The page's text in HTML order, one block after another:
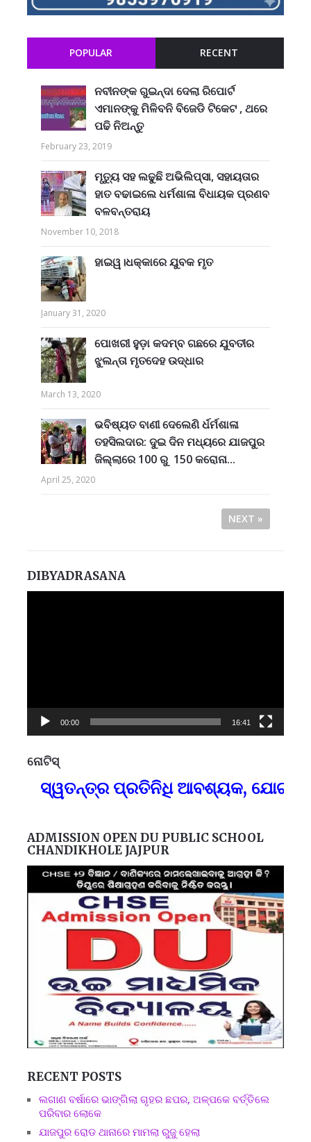
POPULAR RECENT
ନବୀନଙ୍କ ଗୁଇନ୍ଦା ଦେଲା ରିପୋର୍ଟ
ଏମାନଙ୍କୁ ମିଳିବନି ବିଜେଡି ଟିକେଟ , ଥରେ
ପଢି ନିଅନ୍ତୁ
February 23, 2019
ମୃତ୍ୟୁ ସହ ଲଢୁଛି ଅଭିଲିପ୍ସା, ସହାୟତାର
ହାତ ବଢାଇଲେ ଧର୍ମଶାଳା ବିଧାୟକ ପ୍ରଣବ
ବଳବନ୍ତରାୟ
November 10, 2018
ହାଇୱ।ଧକ୍କାରେ ଯୁବକ ମୃତ
January 31, 2020
ପୋଖରୀ ହୁଡ଼ା କଦମ୍ବ ଗଛରେ ଯୁବତୀର
ଝୁଲନ୍ତା ମୃତଦେହ ଉଦ୍ଧାର
March 13, 2020
ଭବିଷ୍ୟତ ବାଣୀ ଦେଲେଣି ର୍ଧର୍ମଶାଳା
ତହସିଲଦାର: ଦୁଇ ଦିନ ମଧ୍ୟରେ ଯାଜପୁର
ଜିଲ୍ଲାରେ 100 ରୁ 150 କରୋନା...
April 25, 2020
NEXT »
DIBYADRASANA
00:00 16:41
ନୋଟିସ୍
ପ୍ରତିନିଧି ଆବଶ୍ୟକ, ଯୋଗାଯୋଗ-
ADMISSION OPEN DU PUBLIC SCHOOL
CHANDIKHOLE JAJPUR
RECENT POSTS
ଲଗାଣ ବର୍ଷାରେ ଭାଙ୍ଗିଲା ଗୃହର ଛପର, ଅଳ୍ପକେ ବର୍ତ୍ତିଲେ
ପରିବାର ଲୋକେ
ଯାଜପୁର ରୋଡ ଥାନାରେ ମାମଲା ରୁଜୁ ହେଲା